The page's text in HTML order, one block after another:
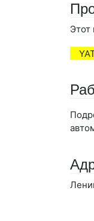
Этот